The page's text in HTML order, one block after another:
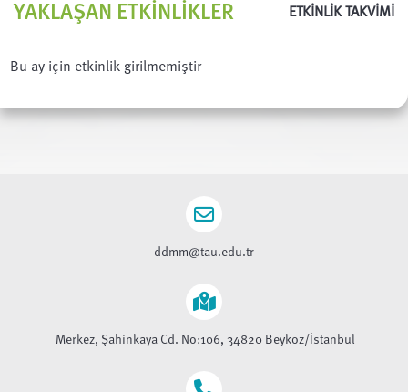
YAKLAŞAN ETKINLIKLER ETKİNLİK TAKVİMİ
Bu ay için etkinlik girilmemiştir
ddmm@tau.edu.tr
Merkez, Şahinkaya Cd. No:106, 34820 Beykoz/İstanbul